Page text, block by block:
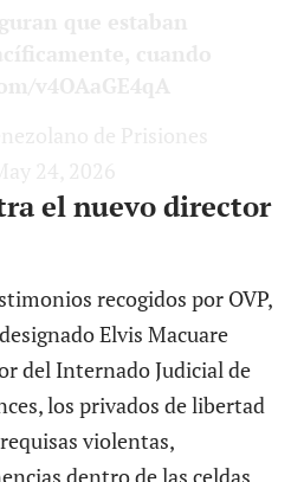
el nuevo director
recogidos por OVP,
Elvis Macuare
del Internado Judicial de
los privados de libertad
violentas,
dentro de las celdas,